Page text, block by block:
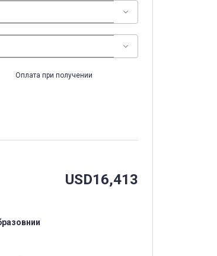
Оплата при получении
USD16,413